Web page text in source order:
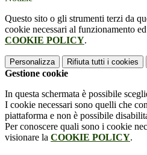
Questo sito o gli strumenti terzi da
cookie necessari al funzionamento
COOKIE POLICY.
Personalizza Rifiuta tutti i cookies
Gestione cookie
In questa schermata è possibile
I cookie necessari sono quelli che
piattaforma e non è possibile
Per conoscere quali sono i cookie
visionare la COOKIE POLICY.